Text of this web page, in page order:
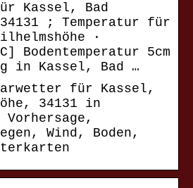
Kassel, Bad
34131 ; Temperatur für
·
Bodentemperatur 5cm
in Kassel, Bad …
für Kassel,
34131 in
Vorhersage,
Wind, Boden,